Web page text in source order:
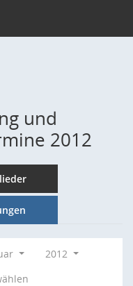
und
2012
2012